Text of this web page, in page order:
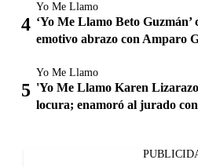
Yo Me Llamo
‘Yo Me Llamo Beto
emotivo abrazo con Amparo
Yo Me Llamo
'Yo Me Llamo Karen
locura; enamoró al jurado